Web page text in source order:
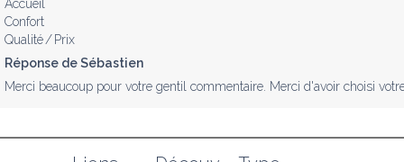
Accueil
Confort
Qualité / Prix
Réponse de Sébastien
Merci beaucoup pour votre gentil commentaire. Merci d'avoir choisi